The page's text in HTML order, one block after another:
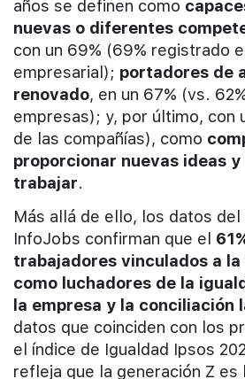
años se definen como
nuevas o diferentes
con un 69% (69% registrado
empresarial); portadores de
renovado, en un 67% (vs.
empresas); y, por último, con
de las compañías), como
proporcionar nuevas ideas
trabajar.
Más allá de ello, los datos
InfoJobs confirman que el
trabajadores vinculados a la
como luchadores de la
la empresa y la conciliación
datos que coinciden con los
el índice de Igualdad Ipsos
refleja que la generación Z es